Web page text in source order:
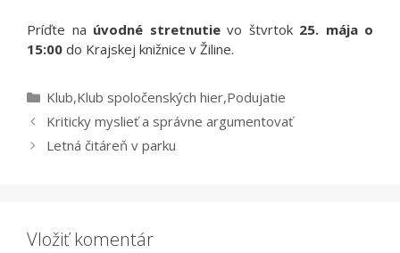
Príďte na úvodné stretnutievo štvrtok 25. mája o
15:00 do Krajskej knižnice v Žiline.
Kategórie
Klub,Klub spoločenských hier,Podujatie
Kriticky myslieť a správne argumentovať
Letná čitáreň v parku
Vložiť komentár